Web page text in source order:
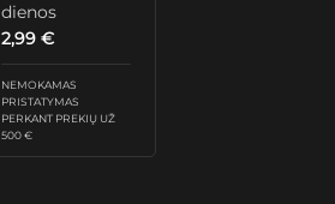
dienos
2,99€
NEMOKAMAS
PRISTATYMAS
PERKANT PREKIŲ UŽ
500 €